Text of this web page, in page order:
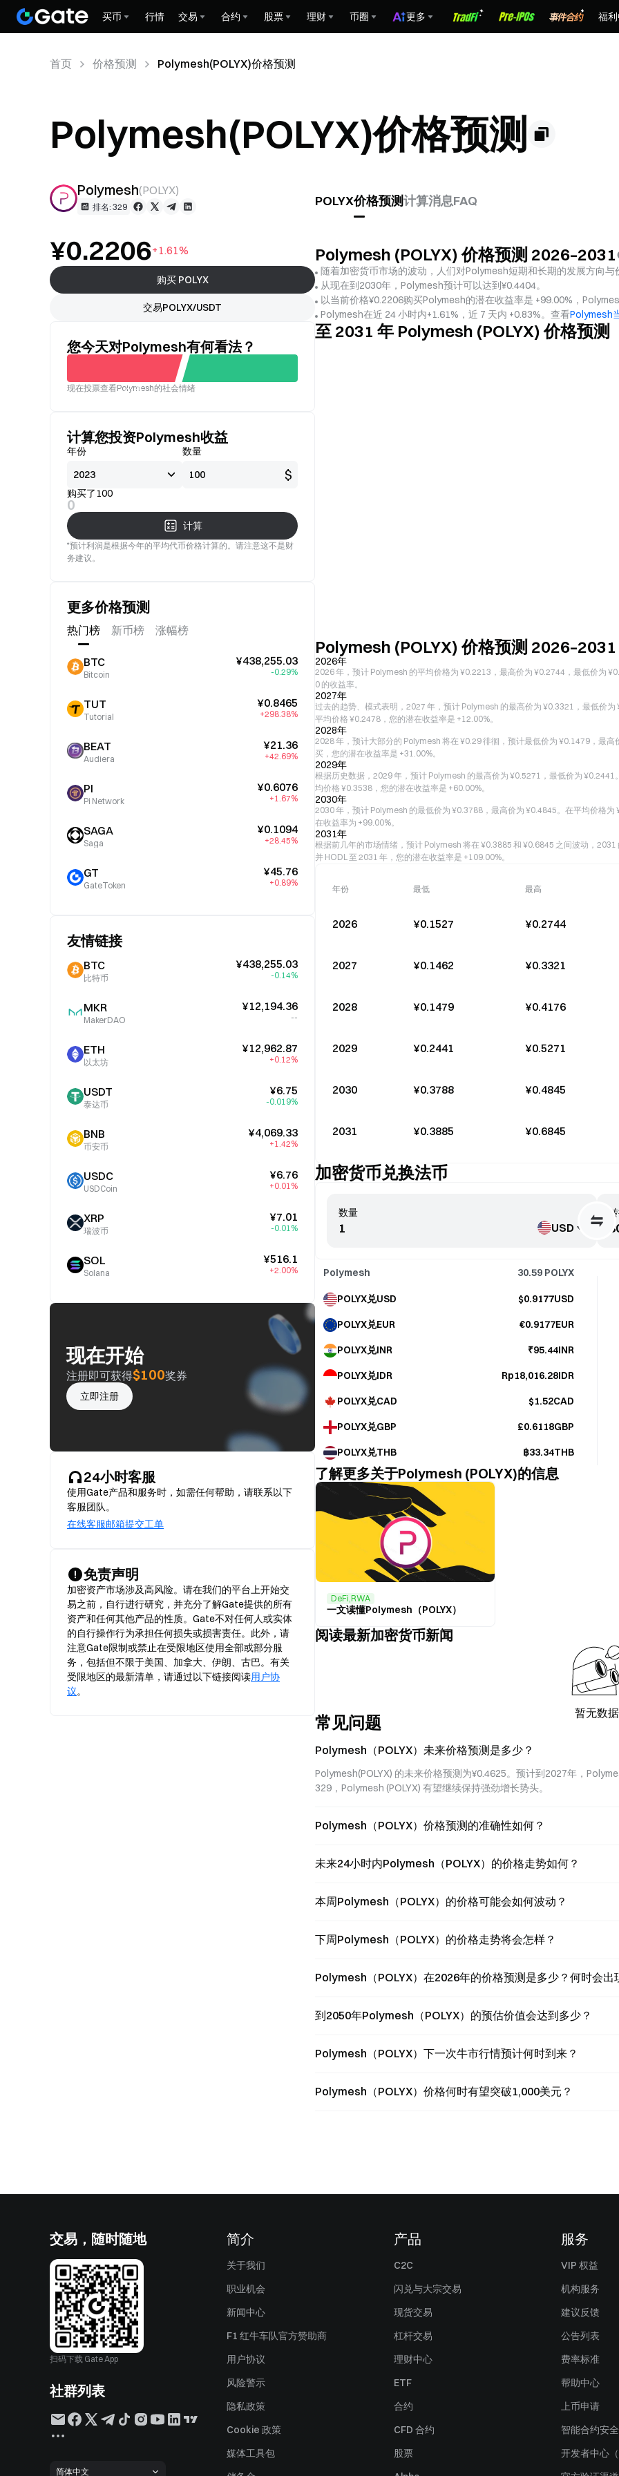
买币 行情 交易 合约 股票 理财 币圈 更多 福
首页 价格预测 Polymesh(POLYX)价格预测
Polymesh(POLYX)价格预测
Polymesh(POLYX)
排名: 329 POLYX价格预测计算消息FAQ
¥0.2206+1.61%
购买 POLYX
交易POLYX/USDT
您今天对Polymesh有何看法？
看好
不看
现在投票查看Polymesh的社会情绪
计算您投资Polymesh收益
年份 数量
$
购买了100
0
计算
*预计利润是根据今年的平均代币价格计算的。请注意这不是财
务建议。
更多价格预测
热门榜 新币榜 涨幅榜
BTC
Bitcoin
¥438,255.03
-0.29%
TUT
Tutorial
¥0.8465
+298.38%
BEAT
Audiera
¥21.36
+42.69%
PI
Pi Network
¥0.6076
+1.67%
SAGA
Saga
¥0.1094
+28.45%
GT
GateToken
¥45.76
+0.89%
友情链接
BTC
比特币
¥438,255.03
-0.14%
MKR
MakerDAO
¥12,194.36
--
ETH
以太坊
¥12,962.87
+0.12%
USDT
泰达币
¥6.75
-0.019%
BNB
币安币
¥4,069.33
+1.42%
USDC
USDCoin
¥6.76
+0.01%
XRP
瑞波币
¥7.01
-0.01%
SOL
Solana
¥516.1
+2.00%
现在开始
注册即可获得$100奖券
立即注册
24小时客服
使用Gate产品和服务时，如需任何帮助，请联系以下
客服团队。
在线客服邮箱提交工单
免责声明
加密资产市场涉及高风险。请在我们的平台上开始交
易之前，自行进行研究，并充分了解Gate提供的所有
资产和任何其他产品的性质。Gate不对任何人或实体
的自行操作行为承担任何损失或损害责任。此外，请
注意Gate限制或禁止在受限地区使用全部或部分服
务，包括但不限于美国、加拿大、伊朗、古巴。有关
受限地区的最新清单，请通过以下链接阅读用户协
议。
Polymesh (POLYX) 价格预测 2026–2031
随着加密货币市场的波动，人们对Polymesh短期和长期的发展方向与
从现在到2030年，Polymesh预计可以达到¥0.4404。
以当前价格¥0.2206购买Polymesh的潜在收益率是 +99.00%，
Polymesh在近 24 小时内+1.61%，近 7 天内 +0.83%。查看Polymesh
至 2031 年 Polymesh (POLYX) 价格预测
Polymesh (POLYX) 价格预测 2026–2031
2026年
2026 年，预计 Polymesh 的平均价格为 ¥0.2213，最高价为 ¥0.2744，最低价为
0 的收益率。
2027年
过去的趋势、模式表明，2027 年，预计 Polymesh 的最高价为 ¥0.3321，最低价
平均价格 ¥0.2478，您的潜在收益率是 +12.00%。
2028年
2028 年，预计大部分的 Polymesh 将在 ¥0.29 徘徊，预计最低价为 ¥0.1479，最
买，您的潜在收益率是 +31.00%。
2029年
根据历史数据，2029 年，预计 Polymesh 的最高价为 ¥0.5271，最低价为
均价格 ¥0.3538，您的潜在收益率是 +60.00%。
2030年
2030 年，预计 Polymesh 的最低价为 ¥0.3788，最高价为 ¥0.4845。在平均价格
在收益率为 +99.00%。
2031年
根据前几年的市场情绪，预计 Polymesh 将在 ¥0.3885 和 ¥0.6845 之间波动，
并 HODL 至 2031 年，您的潜在收益率是 +109.00%。
年份 最低 最高
2026 ¥0.1527 ¥0.2744
2027 ¥0.1462 ¥0.3321
2028 ¥0.1479 ¥0.4176
2029 ¥0.2441 ¥0.5271
2030 ¥0.3788 ¥0.4845
2031 ¥0.3885 ¥0.6845
加密货币兑换法币
数量
USD
Polymesh 30.59 POLYX
POLYX兑USD $0.9177USD
POLYX兑EUR €0.9177EUR
POLYX兑INR ₹95.44INR
POLYX兑IDR Rp18,016.28IDR
POLYX兑CAD $1.52CAD
POLYX兑GBP £0.6118GBP
POLYX兑THB ฿33.34THB
了解更多关于Polymesh (POLYX)的信息
DeFi,RWA
一文读懂Polymesh（POLYX）
阅读最新加密货币新闻
暂无数据
常见问题
Polymesh（POLYX）未来价格预测是多少？
Polymesh(POLYX) 的未来价格预测为¥0.4625。预计到2027年，
329，Polymesh (POLYX) 有望继续保持强劲增长势头。
Polymesh（POLYX）价格预测的准确性如何？
未来24小时内Polymesh（POLYX）的价格走势如何？
本周Polymesh（POLYX）的价格可能会如何波动？
下周Polymesh（POLYX）的价格走势将会怎样？
Polymesh（POLYX）在2026年的价格预测是多少？何时会出
到2050年Polymesh（POLYX）的预估价值会达到多少？
Polymesh（POLYX）下一次牛市行情预计何时到来？
Polymesh（POLYX）价格何时有望突破1,000美元？
交易，随时随地
扫码下载 Gate App
社群列表
简体中文
简介
关于我们
职业机会
新闻中心
F1 红牛车队官方赞助商
用户协议
风险警示
隐私政策
Cookie 政策
媒体工具包
产品
C2C
闪兑与大宗交易
现货交易
杠杆交易
理财中心
ETF
合约
CFD 合约
股票
服务
VIP 权益
机构服务
建议反馈
公告列表
费率标准
帮助中心
上币申请
智能合约安全
开发者中心（